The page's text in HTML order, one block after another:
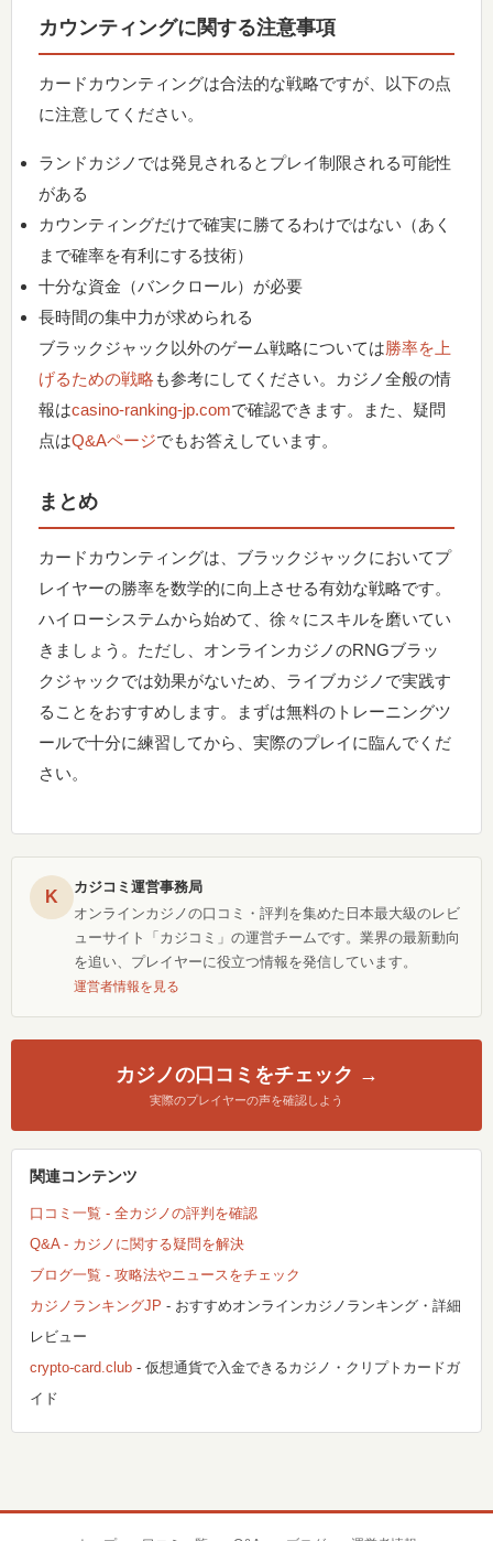
カウンティングに関する注意事項
カードカウンティングは合法的な戦略ですが、以下の点
に注意してください。
ランドカジノでは発見されるとプレイ制限される可能性
がある
カウンティングだけで確実に勝てるわけではない（あく
まで確率を有利にする技術）
十分な資金（バンクロール）が必要
長時間の集中力が求められる
ブラックジャック以外のゲーム戦略については勝率を上
げるための戦略 も参考にしてください。カジノ全般の情
報はcasino-ranking-jp.comで確認できます。また、疑問
点はQ&Aページでもお答えしています。
まとめ
カードカウンティングは、ブラックジャックにおいてプ
レイヤーの勝率を数学的に向上させる有効な戦略です。
ハイローシステムから始めて、徐々にスキルを磨いてい
きましょう。ただし、オンラインカジノのRNGブラッ
クジャックでは効果がないため、ライブカジノで実践す
ることをおすすめします。まずは無料のトレーニングツ
ールで十分に練習してから、実際のプレイに臨んでくだ
さい。
K
カジコミ運営事務局
オンラインカジノの口コミ・評判を集めた日本最大級のレビ
ューサイト「カジコミ」の運営チームです。業界の最新動向
を追い、プレイヤーに役立つ情報を発信しています。
運営者情報を見る
カジノの口コミをチェック →
実際のプレイヤーの声を確認しよう
関連コンテンツ
口コミ一覧 - 全カジノの評判を確認
Q&A - カジノに関する疑問を解決
ブログ一覧 - 攻略法やニュースをチェック
カジノランキングJP - おすすめオンラインカジノランキング・詳細
レビュー
crypto-card.club - 仮想通貨で入金できるカジノ・クリプトカードガ
イド